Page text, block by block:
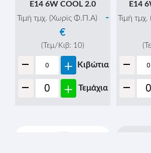
Ε14 6W COOL 2.0
Τιμή τμχ. (Χωρίς Φ.Π.Α)
-
€
(Τεμ/Κιβ: 10)
- + Κιβώτια
- + Τεμάχια
Ε14
Τιμή
-
-